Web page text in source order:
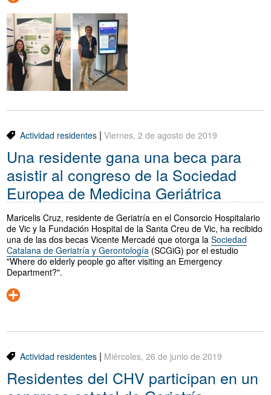
Actividad residentes| Viernes, 2 de agosto de 2019
Una residente gana una beca para
asistir al congreso de la Sociedad
Europea de Medicina Geriátrica
Maricelis Cruz, residente de Geriatría en el Consorcio Hospitalario
de Vic y la Fundación Hospital de la Santa Creu de Vic, ha recibido
una de las dos becas Vicente Mercadé que otorga la Sociedad
Catalana de Geriatría y Gerontología (SCGiG) por el estudio
"Where do elderly people go after visiting an Emergency
Department?".
Actividad residentes| Miércoles, 26 de junio de 2019
Residentes del CHV participan en un